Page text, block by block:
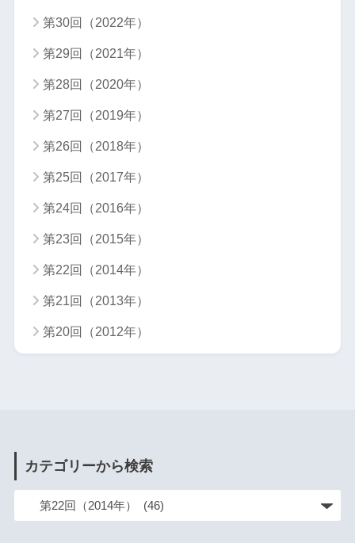
第30回（2022年）
第29回（2021年）
第28回（2020年）
第27回（2019年）
第26回（2018年）
第25回（2017年）
第24回（2016年）
第23回（2015年）
第22回（2014年）
第21回（2013年）
第20回（2012年）
カテゴリーから検索